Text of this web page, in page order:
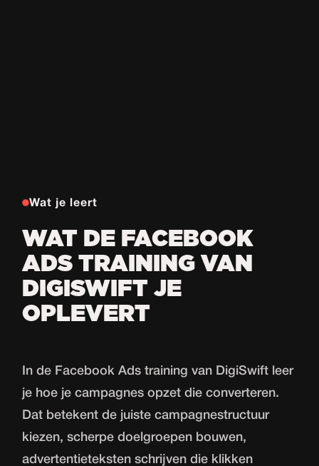
Wat je leert
WAT DE FACEBOOK
ADS TRAINING VAN
DIGISWIFT JE
OPLEVERT
In de Facebook Ads training van DigiSwift leer
je hoe je campagnes opzet die converteren.
Dat betekent de juiste campagnestructuur
kiezen, scherpe doelgroepen bouwen,
advertentieteksten schrijven die klikken